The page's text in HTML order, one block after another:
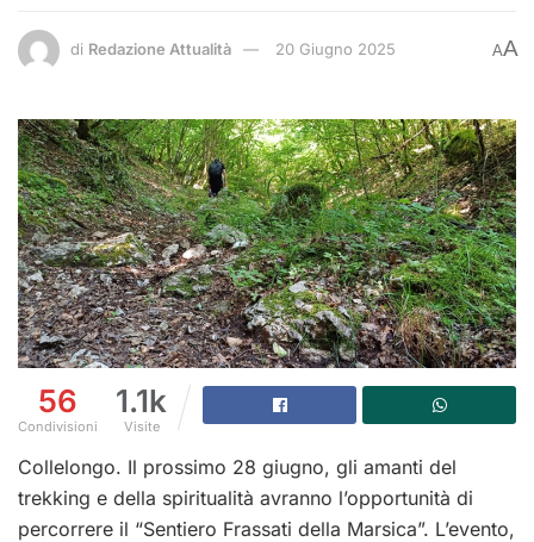
di Redazione Attualità 20 Giugno 2025 AA
56
Condivisioni
1.1k
Visite
Collelongo. Il prossimo 28 giugno, gli amanti del
trekking e della spiritualità avranno l’opportunità di
percorrere il “Sentiero Frassati della Marsica”. L’evento,